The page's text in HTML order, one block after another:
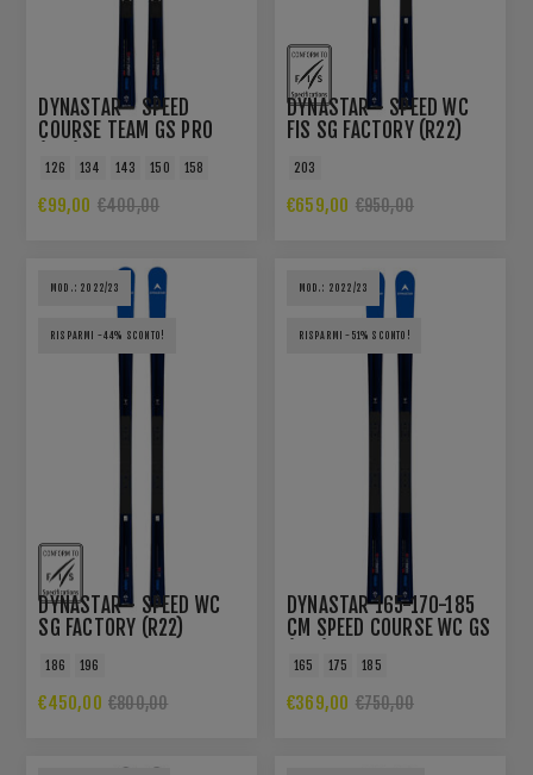
DYNASTAR - SPEED
COURSE TEAM GS PRO
126 134 143 150 158
€99,00 €400,00
DYNASTAR - SPEED WC
FIS SG FACTORY (R22)
203
€659,00 €950,00
MOD.: 2022/23
RISPARMI -44% SCONTO!
DYNASTAR - SPEED WC
SG FACTORY (R22)
186 196
€450,00 €800,00
MOD.: 2022/23
RISPARMI -51% SCONTO!
DYNASTAR 165-170-185
CM SPEED COURSE WC GS
165 175 185
€369,00 €750,00